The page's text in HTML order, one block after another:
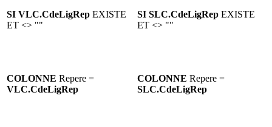
SI VLC.CdeLigRep EXISTE
ET <> ""
SI SLC.CdeLigRep EXISTE
ET <> ""
COLONNE Repere =
VLC.CdeLigRep
COLONNE Repere =
SLC.CdeLigRep